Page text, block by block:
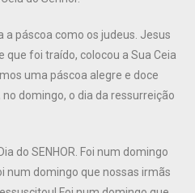
páscoa como os judeus. Jesus
que foi traído, colocou a Sua Ceia
uma páscoa alegre e doce
domingo, o dia da ressurreição
do SENHOR. Foi num domingo
num domingo que nossas irmãs